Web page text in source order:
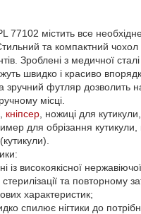
77102 містить все
та компактний чохол
Зроблені з медичної сталі
швидко і красиво
зручний футляр дозволить
місці.
кніпсер , ножиці для
для обрізання кутикули,
із високоякісної
та повторному
характеристик;
спилює нігтики до